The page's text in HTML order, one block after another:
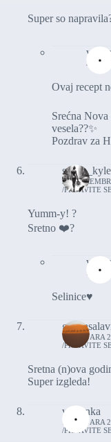
Super so
31.
Ovaj recept
Srećna
vesela??✨
Pozdrav za
selina_kyle
31.
PRIJAVITE
Yumm-y! ?
Sretno ❤️?
1.
Selinice♥️
1. JANUARA
PRIJAVITE
Sretna (n)ova
Super izgleda!
vasionka
1. JANUARA
PRIJAVITE